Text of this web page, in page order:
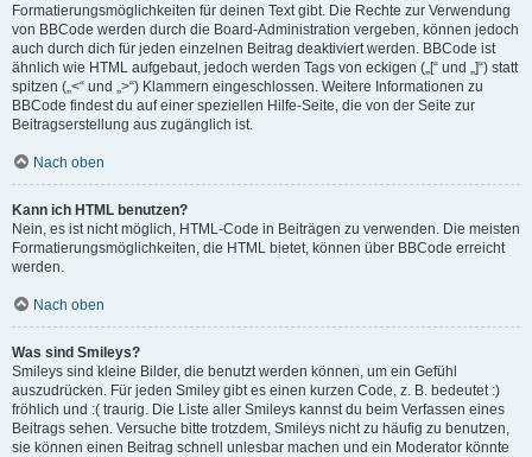
Formatierungsmöglichkeiten für deinen Text gibt. Die Rechte zur Verwendung
von BBCode werden durch die Board-Administration vergeben, können jedoch
auch durch dich für jeden einzelnen Beitrag deaktiviert werden. BBCode ist
ähnlich wie HTML aufgebaut, jedoch werden Tags von eckigen („[“ und „]“) statt
spitzen („<“ und „>“) Klammern eingeschlossen. Weitere Informationen zu
BBCode findest du auf einer speziellen Hilfe-Seite, die von der Seite zur
Beitragserstellung aus zugänglich ist.
Nach oben
Kann ich HTML benutzen?
Nein, es ist nicht möglich, HTML-Code in Beiträgen zu verwenden. Die meisten
Formatierungsmöglichkeiten, die HTML bietet, können über BBCode erreicht
werden.
Nach oben
Was sind Smileys?
Smileys sind kleine Bilder, die benutzt werden können, um ein Gefühl
auszudrücken. Für jeden Smiley gibt es einen kurzen Code, z. B. bedeutet :)
fröhlich und :( traurig. Die Liste aller Smileys kannst du beim Verfassen eines
Beitrags sehen. Versuche bitte trotzdem, Smileys nicht zu häufig zu benutzen,
sie können einen Beitrag schnell unlesbar machen und ein Moderator könnte